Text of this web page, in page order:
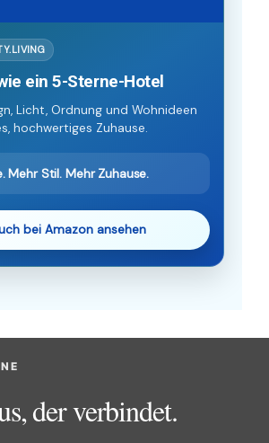
ein 5-Sterne-Hotel
Licht, Ordnung und Wohnideen
hochwertiges Zuhause.
Mehr Stil. Mehr Zuhause.
bei Amazon ansehen
der verbindet.